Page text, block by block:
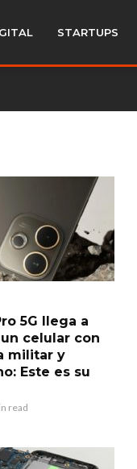
STARTUPS
5G llega a
celular con
militar y
Este es su
read